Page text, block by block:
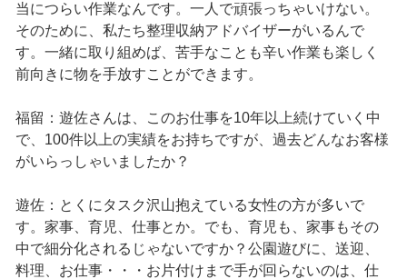
当につらい作業なんです。一人で頑張っちゃいけない。
そのために、私たち整理収納アドバイザーがいるんで
す。一緒に取り組めば、苦手なことも辛い作業も楽しく
前向きに物を手放すことができます。
福留：遊佐さんは、このお仕事を10年以上続けていく中
で、100件以上の実績をお持ちですが、過去どんなお客様
がいらっしゃいましたか？
遊佐：とくにタスク沢山抱えている女性の方が多いで
す。家事、育児、仕事とか。でも、育児も、家事もその
中で細分化されるじゃないですか？公園遊びに、送迎、
料理、お仕事・・・お片付けまで手が回らないのは、仕